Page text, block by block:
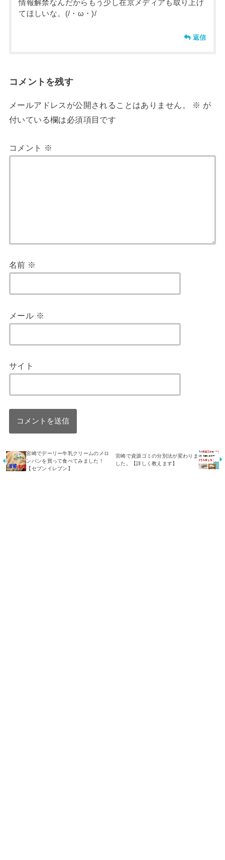
情報解禁なんだからもう少し在京メディアも取り上げ
てほしいな。(/・ω・)/
返信
コメントを残す
メールアドレスが公開されることはありません。 ※ が
付いている欄は必須項目です
コメント ※
名前 ※
メール ※
サイト
宮崎でデーリー牛乳クリームのメロ
ンパンを買って食べてみました！
【セブンイレブン】
宮崎で資源ゴミの分別法が変わりま
した。【詳しく教えます】